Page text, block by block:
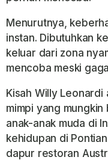
Menurutnya,
instan. Dibutuhkan
keluar dari zona
mencoba meski
Kisah Willy
mimpi yang
anak-anak muda di
kehidupan di
dapur restoran